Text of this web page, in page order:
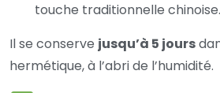
touche traditionnelle chinoise.
Il se conserve jusqu’à 5 jours
hermétique, à l’abri de l’humidité.